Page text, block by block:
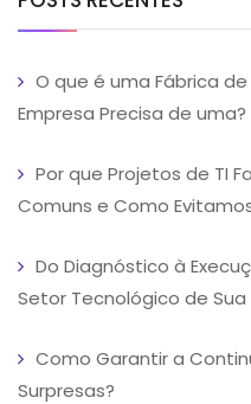
O que é uma Fábrica
Empresa Precisa de uma?
Por que Projetos de TI
Comuns e Como
Do Diagnóstico à
Setor Tecnológico de
Como Garantir a
Surpresas?